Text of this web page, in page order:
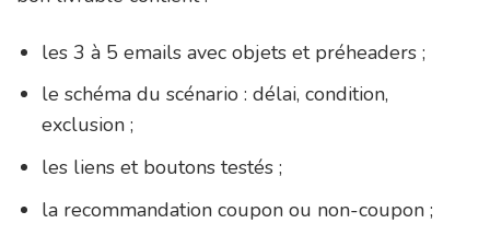
les 3 à 5 emails avec objets et préheaders ;
le schéma du scénario : délai, condition,
exclusion ;
les liens et boutons testés ;
la recommandation coupon ou non-coupon ;